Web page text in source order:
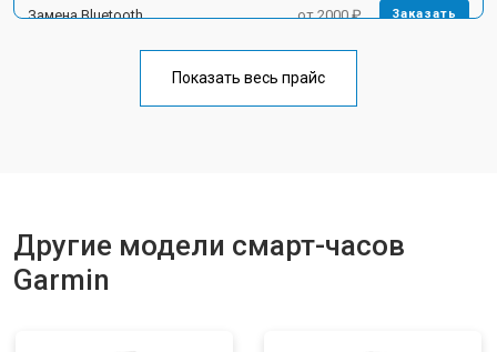
Замена Bluetooth от 2000 ₽ Заказать
Показать весь прайс
Другие модели смарт-часов
Garmin